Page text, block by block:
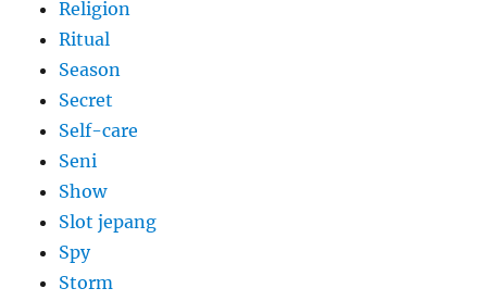
Religion
Ritual
Season
Secret
Self-care
Seni
Show
Slot jepang
Spy
Storm